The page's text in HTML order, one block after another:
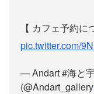
【 カフェ予約に
pic.twitter.com/
— Andart #海と